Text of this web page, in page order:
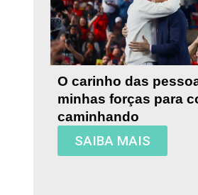
O carinho das
minhas forças para
caminhando
SAIBA MAIS